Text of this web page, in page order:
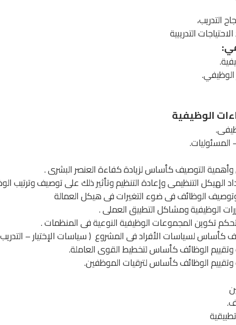
التدريب،
التدريبية
الوظيفي.
الوظيفية
المسئوليات.
وأهمية التوصيف كأساس لزيادة كفاءة العنصر البشرى .
الهيكل التنظيمى وإعادة التنظيم وتأثير ذلك على توصيف وترتيب
الوظائف فى ضوء التغيرات فى هيكل العمالة
الوظيفية ومشاكل التطبيق العملى .
تكوين المجموعات الوظيفية النوعية فى المنظمات .
كأساس لسياسات الأفراد فى المشروع ( سياسات الإختيار – التدريب
الوظائف كأساس لتخطيط القوى العاملة.
الوظائف كأساس لترقيات الموظفين.